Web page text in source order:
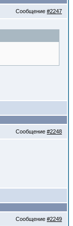
Сообщение #2247
Сообщение #2248
Сообщение #2249